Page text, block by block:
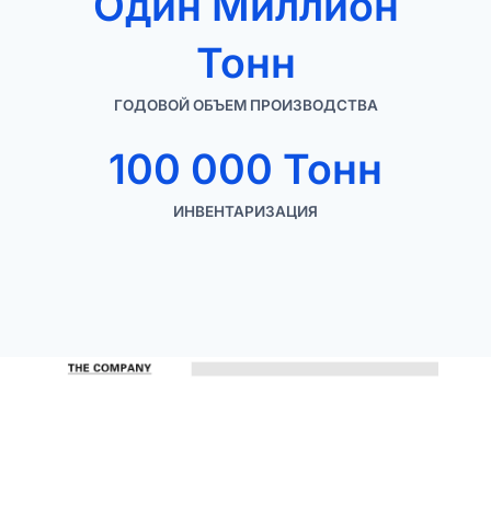
Тонн
ГОДОВОЙ ОБЪЕМ ПРОИЗВОДСТВА
100 000 Тонн
ИНВЕНТАРИЗАЦИЯ